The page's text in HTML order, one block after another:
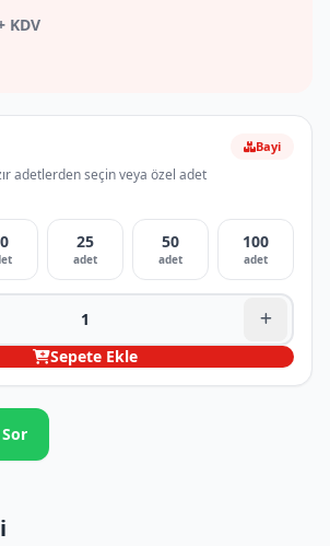
KDV
adetlerden seçin veya özel adet
Bayi
25
adet
50
adet
100
adet
Sepete Ekle